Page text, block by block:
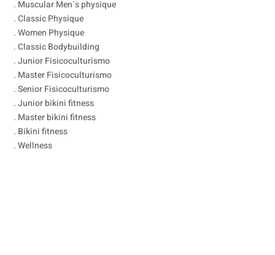
. Muscular Men´s physique
. Classic Physique
. Women Physique
. Classic Bodybuilding
. Junior Fisicoculturismo
. Master Fisicoculturismo
. Senior Fisicoculturismo
. Junior bikini fitness
. Master bikini fitness
. Bikini fitness
. Wellness